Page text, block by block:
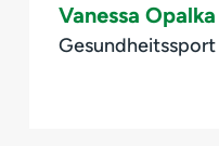
Vanessa Opalka
Gesundheitssport